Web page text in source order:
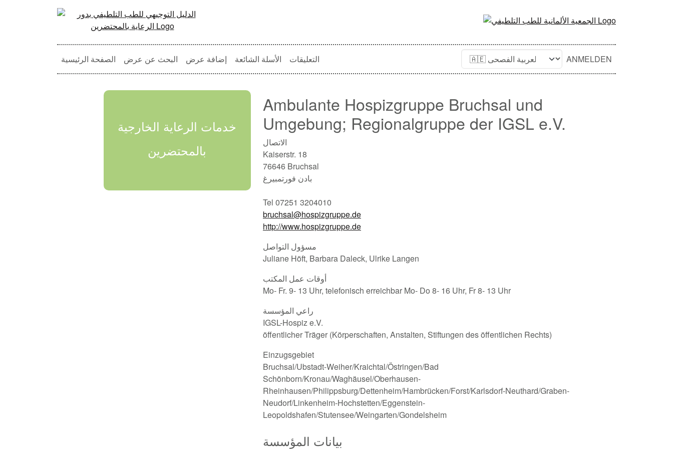
الصفحة الرئيسية البحث عن عرض إضافة عرض الأسلة الشائعة التعليقات ANMELDEN
خدمات الرعاية الخارجية
بالمحتضرين
Ambulante Hospizgruppe Bruchsal und
Umgebung; Regionalgruppe der IGSL e.V.
الاتصال
Kaiserstr. 18
76646 Bruchsal
بادن فورتمبيرغ
Tel 07251 3204010
bruchsal@hospizgruppe.de
http://www.hospizgruppe.de
مسؤول التواصل
Juliane Höft, Barbara Daleck, Ulrike Langen
أوقات عمل المكتب
Mo- Fr. 9- 13 Uhr, telefonisch erreichbar Mo- Do 8- 16 Uhr, Fr 8- 13 Uhr
راعي المؤسسة
IGSL-Hospiz e.V.
öffentlicher Träger (Körperschaften, Anstalten, Stiftungen des öffentlichen Rechts)
Einzugsgebiet
Bruchsal/Ubstadt-Weiher/Kraichtal/Östringen/Bad
Schönborn/Kronau/Waghäusel/Oberhausen-
Rheinhausen/Philippsburg/Dettenheim/Hambrücken/Forst/Karlsdorf-Neuthard/Graben-
Neudorf/Linkenheim-Hochstetten/Eggenstein-
Leopoldshafen/Stutensee/Weingarten/Gondelsheim
بيانات المؤسسة